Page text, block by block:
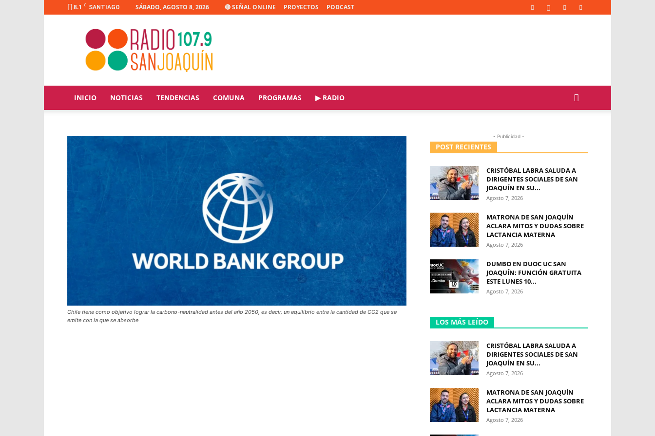
8.1 C SANTIAGO SÁBADO, AGOSTO 8, 2026 🔴 SEÑAL ONLINE PROYECTOS PODCAST
Radio
Joaquín
INICIO NOTICIAS TENDENCIAS COMUNA PROGRAMAS ▶ RADIO
Chile tiene como objetivo lograr la carbono-neutralidad antes del año 2050, es decir, un equilibrio entre la cantidad de CO2 que se
emite con la que se absorbe
- Publicidad -
POST RECIENTES
CRISTÓBAL LABRA SALUDA A
DIRIGENTES SOCIALES DE SAN
JOAQUÍN EN SU...
Agosto 7, 2026
MATRONA DE SAN JOAQUÍN
ACLARA MITOS Y DUDAS SOBRE
LACTANCIA MATERNA
Agosto 7, 2026
DUMBO EN DUOC UC SAN
JOAQUÍN: FUNCIÓN GRATUITA
ESTE LUNES 10...
Agosto 7, 2026
LOS MÁS LEÍDO
CRISTÓBAL LABRA SALUDA A
DIRIGENTES SOCIALES DE SAN
JOAQUÍN EN SU...
Agosto 7, 2026
MATRONA DE SAN JOAQUÍN
ACLARA MITOS Y DUDAS SOBRE
LACTANCIA MATERNA
Agosto 7, 2026